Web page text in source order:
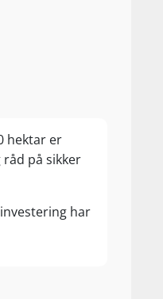
hektar er
på sikker
har